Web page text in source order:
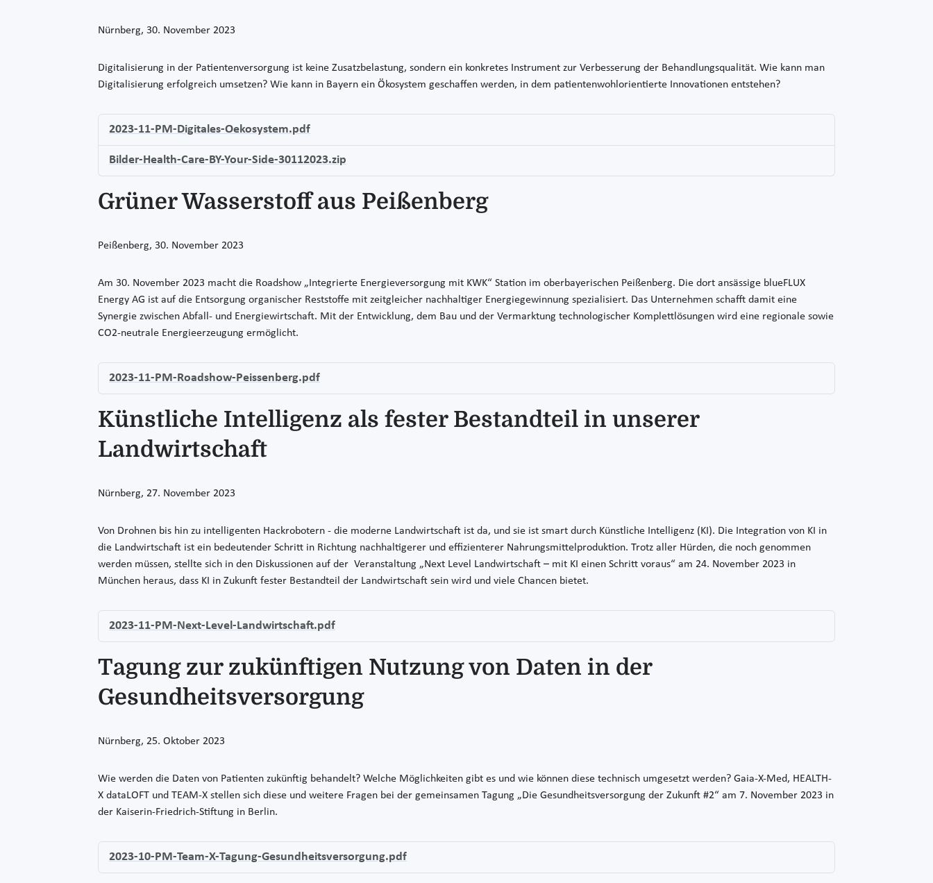
Nürnberg, 30. November 2023
Digitalisierung in der Patientenversorgung ist keine Zusatzbelastung, sondern ein konkretes Instrument zur Verbesserung der Behandlungsqualität. Wie kann man
Digitalisierung erfolgreich umsetzen? Wie kann in Bayern ein Ökosystem geschaffen werden, in dem patientenwohlorientierte Innovationen entstehen?
2023-11-PM-Digitales-Oekosystem.pdf
Bilder-Health-Care-BY-Your-Side-30112023.zip
Grüner Wasserstoff aus Peißenberg
Peißenberg, 30. November 2023
Am 30. November 2023 macht die Roadshow „Integrierte Energieversorgung mit KWK“ Station im oberbayerischen Peißenberg. Die dort ansässige blueFLUX
Energy AG ist auf die Entsorgung organischer Reststoffe mit zeitgleicher nachhaltiger Energiegewinnung spezialisiert. Das Unternehmen schafft damit eine
Synergie zwischen Abfall- und Energiewirtschaft. Mit der Entwicklung, dem Bau und der Vermarktung technologischer Komplettlösungen wird eine regionale sowie
CO2-neutrale Energieerzeugung ermöglicht.
2023-11-PM-Roadshow-Peissenberg.pdf
Künstliche Intelligenz als fester Bestandteil in unserer
Landwirtschaft
Nürnberg, 27. November 2023
Von Drohnen bis hin zu intelligenten Hackrobotern - die moderne Landwirtschaft ist da, und sie ist smart durch Künstliche Intelligenz (KI). Die Integration von KI in
die Landwirtschaft ist ein bedeutender Schritt in Richtung nachhaltigerer und effizienterer Nahrungsmittelproduktion. Trotz aller Hürden, die noch genommen
werden müssen, stellte sich in den Diskussionen auf der Veranstaltung „Next Level Landwirtschaft – mit KI einen Schritt voraus“ am 24. November 2023 in
München heraus, dass KI in Zukunft fester Bestandteil der Landwirtschaft sein wird und viele Chancen bietet.
2023-11-PM-Next-Level-Landwirtschaft.pdf
Tagung zur zukünftigen Nutzung von Daten in der
Gesundheitsversorgung
Nürnberg, 25. Oktober 2023
Wie werden die Daten von Patienten zukünftig behandelt? Welche Möglichkeiten gibt es und wie können diese technisch umgesetzt werden? Gaia-X-Med, HEALTH-
X dataLOFT und TEAM-X stellen sich diese und weitere Fragen bei der gemeinsamen Tagung „Die Gesundheitsversorgung der Zukunft #2“ am 7. November 2023 in
der Kaiserin-Friedrich-Stiftung in Berlin.
2023-10-PM-Team-X-Tagung-Gesundheitsversorgung.pdf